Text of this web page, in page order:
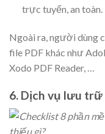
trực tuyến, an toàn.
Ngoài ra, người dùng
file PDF khác như
Xodo PDF Reader, …
6. Dịch vụ lưu trữ